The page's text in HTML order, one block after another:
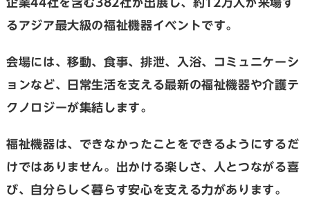
企業44社を含む382社が出展し、約12万人が来場す
るアジア最大級の福祉機器イベントです。
会場には、移動、食事、排泄、入浴、コミュニケーシ
ョンなど、日常生活を支える最新の福祉機器や介護テ
クノロジーが集結します。
福祉機器は、できなかったことをできるようにするだ
けではありません。出かける楽しさ、人とつながる喜
び、自分らしく暮らす安心を支える力があります。